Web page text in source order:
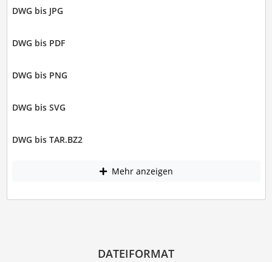
DWG bis JPG
DWG bis PDF
DWG bis PNG
DWG bis SVG
DWG bis TAR.BZ2
Mehr anzeigen
DATEIFORMAT